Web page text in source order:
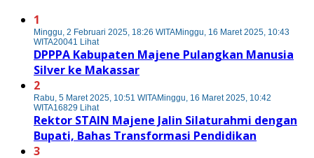
1
Minggu, 2 Februari 2025, 18:26 WITAMinggu, 16 Maret 2025, 10:43
WITA20041 Lihat
DPPPA Kabupaten Majene Pulangkan Manusia
Silver ke Makassar
2
Rabu, 5 Maret 2025, 10:51 WITAMinggu, 16 Maret 2025, 10:42
WITA16829 Lihat
Rektor STAIN Majene Jalin Silaturahmi dengan
Bupati, Bahas Transformasi Pendidikan
3